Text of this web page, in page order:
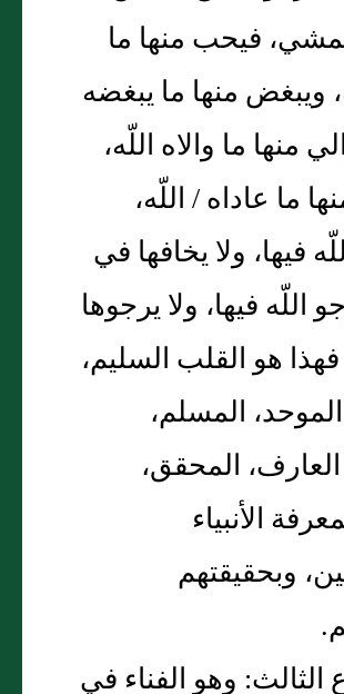
فيحب منها ما
ويبغض منها ما يبغضه
منها ما والاه اللّه،
ما عاداه / اللّه،
فيها، ولا يخافها في
اللّه فيها، ولا يرجوها
هو القلب السليم،
المسلم،
المحقق،
الأنبياء
وبحقيقتهم
الثالث‏:‏ وهو الفناء في